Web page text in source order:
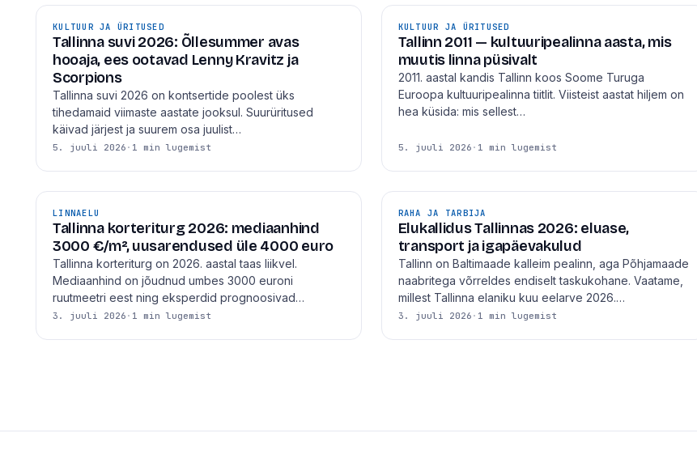
KULTUUR JA ÜRITUSED
Tallinna suvi 2026: Õllesummer avas
hooaja, ees ootavad Lenny Kravitz ja
Scorpions
Tallinna suvi 2026 on kontsertide poolest üks
tihedamaid viimaste aastate jooksul. Suurüritused
käivad järjest ja suurem osa juulist…
5. juuli 2026 · 1 min lugemist
KULTUUR JA ÜRITUSED
Tallinn 2011 — kultuuripealinna aasta, mis
muutis linna püsivalt
2011. aastal kandis Tallinn koos Soome Turuga
Euroopa kultuuripealinna tiitlit. Viisteist aastat hiljem on
hea küsida: mis sellest…
5. juuli 2026 · 1 min lugemist
LINNAELU
Tallinna korteriturg 2026: mediaanhind
3000 €/m², uusarendused üle 4000 euro
Tallinna korteriturg on 2026. aastal taas liikvel.
Mediaanhind on jõudnud umbes 3000 euroni
ruutmeetri eest ning eksperdid prognoosivad…
3. juuli 2026 · 1 min lugemist
RAHA JA TARBIJA
Elukallidus Tallinnas 2026: eluase,
transport ja igapäevakulud
Tallinn on Baltimaade kalleim pealinn, aga Põhjamaade
naabritega võrreldes endiselt taskukohane. Vaatame,
millest Tallinna elaniku kuu eelarve 2026.…
3. juuli 2026 · 1 min lugemist